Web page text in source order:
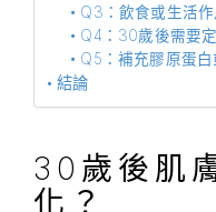
Q3：飲食或生活
Q4：30歲後需要
Q5：補充膠原蛋
結論
30歲後肌
化？